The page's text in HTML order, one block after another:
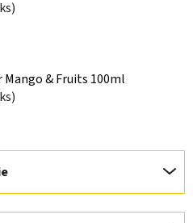
Mango & Fruits 100ml